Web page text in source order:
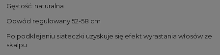
Gęstość: naturalna
Obwód regulowany 52-58 cm
Po podklejeniu siateczki uzyskuje się efekt wyrastania włosów ze
skalpu